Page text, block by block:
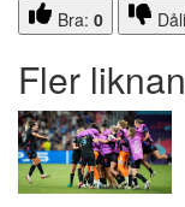
Bra: 0
Fler